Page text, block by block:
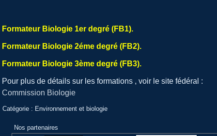
Formateur Biologie 1er degré (FB1).
Formateur Biologie 2éme degré (FB2).
Formateur Biologie 3ème degré (FB3).
Pour plus de détails sur les formations , voir le site fédéral :
Commission Biologie
Catégorie : Environnement et biologie
Nos partenaires